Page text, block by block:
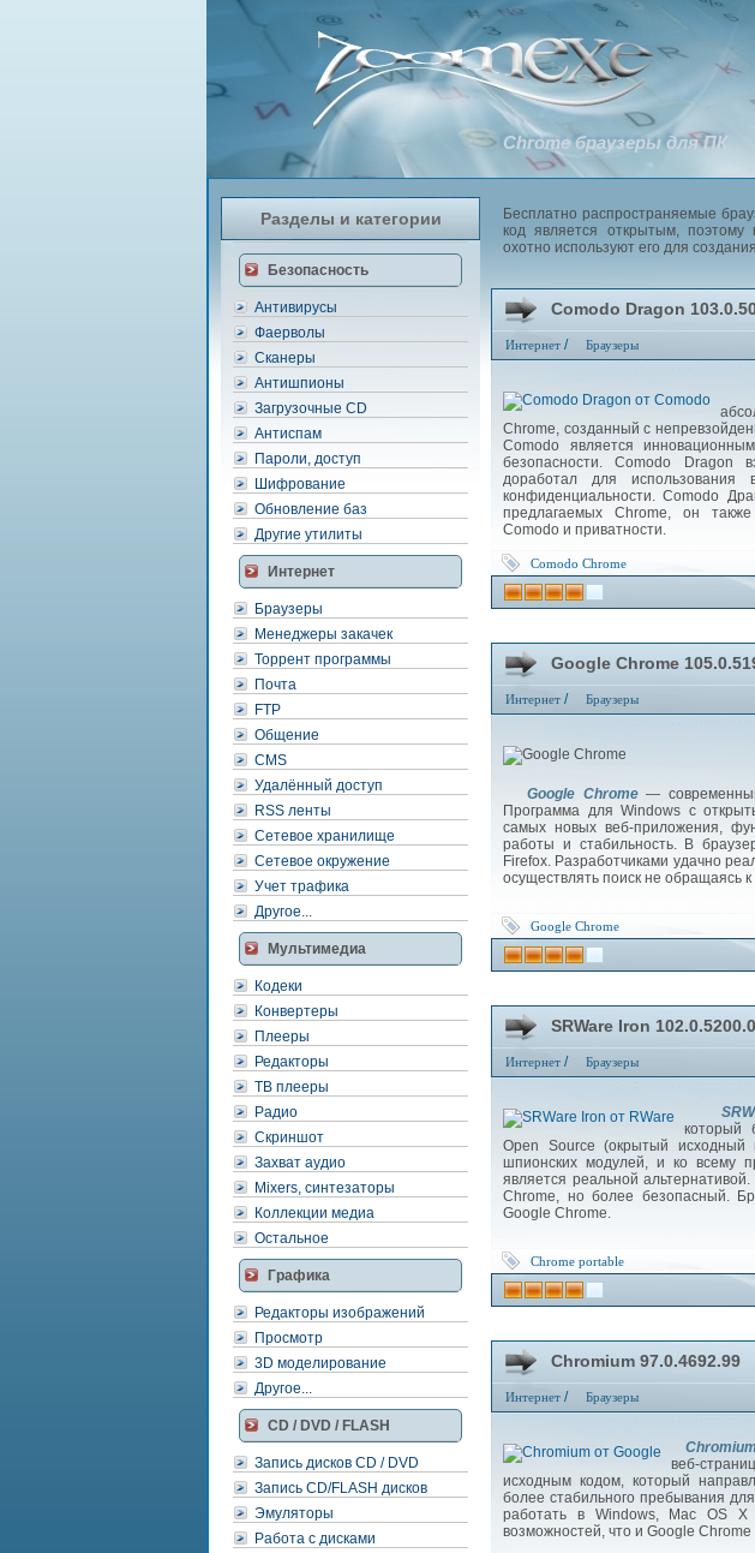
Разделы и категории
Безопасность
Антивирусы
Фаерволы
Сканеры
Антишпионы
Загрузочные CD
Антиспам
Пароли, доступ
Шифрование
Обновление баз
Другие утилиты
Интернет
Браузеры
Менеджеры закачек
Торрент программы
Почта
FTP
Общение
CMS
Удалённый доступ
RSS ленты
Сетевое хранилище
Сетевое окружение
Учет трафика
Другое...
Мультимедиа
Кодеки
Конвертеры
Плееры
Редакторы
ТВ плееры
Радио
Скриншот
Захват аудио
Mixers, синтезаторы
Коллекции медиа
Остальное
Графика
Редакторы изображений
Просмотр
3D моделирование
Другое...
CD / DVD / FLASH
Запись дисков CD / DVD
Запись CD/FLASH дисков
Эмуляторы
Работа с дисками
Chrome браузеры для ПК
Бесплатно распространяемые
код является открытым, поэтому
охотно используют его для
Comodo Dragon
Интернет / Браузеры
Chrome, созданный с
Comodo является
безопасности. Comodo Dragon
доработал для
конфиденциальности. Comodo
предлагаемых Chrome, он
Comodo и приватности.
Comodo Chrome
Google Chrome
Интернет / Браузеры
Google Chrome—
Программа для Windows с
самых новых веб-приложения,
работы и стабильность. В
Firefox. Разработчиками удачно
осуществлять поиск не обращаясь к
Google Chrome
SRWare Iron
Интернет / Браузеры
который
Open Source (окрытый исходный
шпионских модулей, и ко всему
является реальной
Chrome, но более безопасный.
Google Chrome.
Chrome portable
Chromium 97.0.4692.99
Интернет / Браузеры
Chromium
веб-
исходным кодом, который
более стабильного пребывания
работать в Windows, Mac OS
возможностей, что и Google